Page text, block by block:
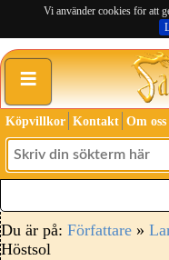
Vi använder cookies för att
≡
Köpvillkor Kontakt Om oss
Du är på: Författare »
Höstsol